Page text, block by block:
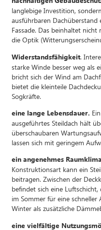
langlebige Investition,
ausführbaren Dachüberstand
Fassade. Das beinhaltet
die Optik
Widerstandsfähigkeit.
starke Winde besser weg als
bricht sich der Wind am
bietet die kleinteile
Sogkräfte.
eine lange Lebensdauer.
ausgeführtes Steildach hält
überschaubaren
lassen sich mit geringem
ein angenehmes
Konstruktionsart kann ein
beitragen. Zwischen der
befindet sich eine
im Sommer für eine
Winter als zusätzliche
eine vielfältige